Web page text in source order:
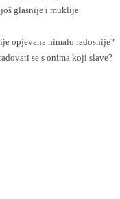
još glasnije i muklije
opjevana nimalo radosnije?
se s onima koji slave?